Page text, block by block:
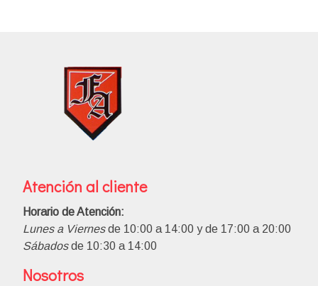
Atención al cliente
Horario de Atención:
Lunes a Viernesde 10:00 a 14:00 y de 17:00 a 20:00
Sábadosde 10:30 a 14:00
Nosotros